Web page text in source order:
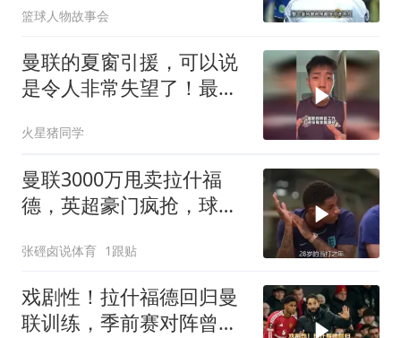
篮球人物故事会
曼联的夏窗引援，可以说
是令人非常失望了！最失
束了？
火星猪同学
曼联3000万甩卖拉什福
德，英超豪门疯抢，球迷
张硜卤说体育 1跟贴
戏剧性！拉什福德回归曼
联训练，季前赛对阵曾弃